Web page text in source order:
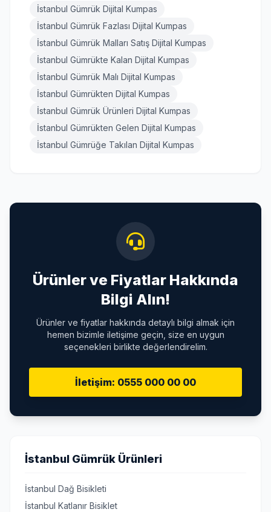
İstanbul Gümrük Dijital Kumpas
İstanbul Gümrük Fazlası Dijital Kumpas
İstanbul Gümrük Malları Satış Dijital Kumpas
İstanbul Gümrükte Kalan Dijital Kumpas
İstanbul Gümrük Malı Dijital Kumpas
İstanbul Gümrükten Dijital Kumpas
İstanbul Gümrük Ürünleri Dijital Kumpas
İstanbul Gümrükten Gelen Dijital Kumpas
İstanbul Gümrüğe Takılan Dijital Kumpas
Ürünler ve Fiyatlar Hakkında
Bilgi Alın!
Ürünler ve fiyatlar hakkında detaylı bilgi almak için
hemen bizimle iletişime geçin, size en uygun
seçenekleri birlikte değerlendirelim.
İletişim: 0555 000 00 00
İstanbul Gümrük Ürünleri
İstanbul Dağ Bisikleti
İstanbul Katlanır Bisiklet